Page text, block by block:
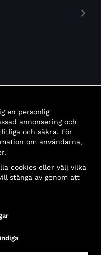
en personlig
annonsering och
och säkra. För
om användarna,
cookies eller välj vilka
stänga av genom att